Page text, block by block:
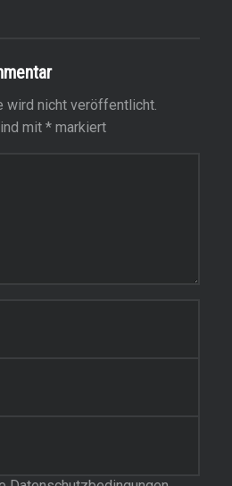
wird nicht veröffentlicht.
mit *markiert